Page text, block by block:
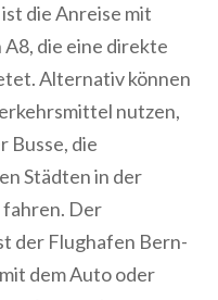
die Anreise mit
die eine direkte
Alternativ können
nutzen,
Busse, die
Städten in der
fahren. Der
der Flughafen Bern-
dem Auto oder